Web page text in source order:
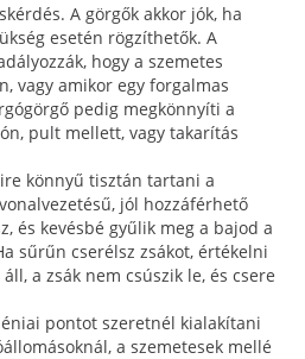
A görgők akkor jók, ha
esetén rögzíthetők. A
hogy a szemetes
vagy amikor egy forgalmas
pedig megkönnyíti a
pult mellett, vagy takarítás
könnyű tisztán tartani a
jól hozzáférhető
és kevésbé gyűlik meg a bajod a
sűrűn cserélsz zsákot, értékelni
a zsák nem csúszik le, és csere
pontot szeretnél kialakítani
a szemetesek mellé